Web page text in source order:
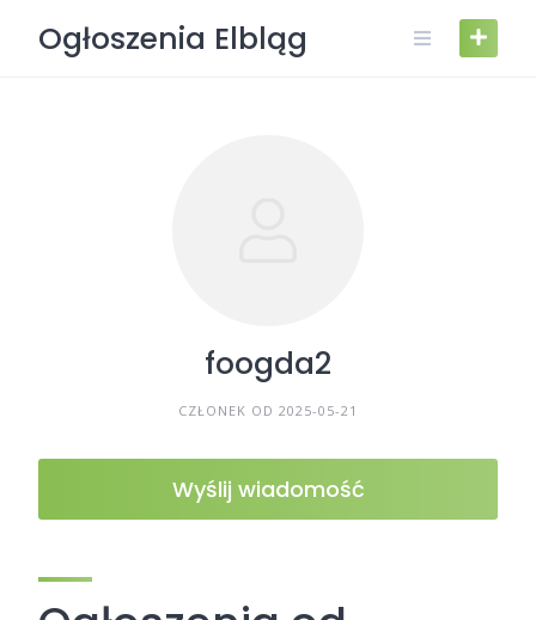
Ogłoszenia Elbląg
foogda2
CZŁONEK OD 2025-05-21
Wyślij wiadomość